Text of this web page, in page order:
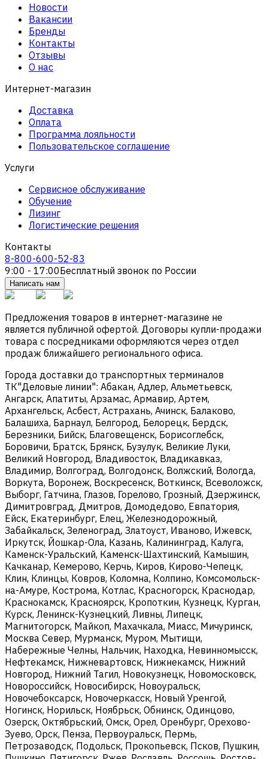
Новости
Вакансии
Бренды
Контакты
Отзывы
О нас
Интернет-магазин
Доставка
Оплата
Программа лояльности
Пользовательское соглашение
Услуги
Сервисное обслуживание
Обучение
Лизинг
Логистические решения
Контакты
8-800-600-52-83
9:00 - 17:00Бесплатный звонок по России
Написать нам
Предложения товаров в интернет-магазине не
является публичной офертой. Договоры купли-продажи
товара с посредниками оформляются через отдел
продаж ближайшего регионального офиса.
Города доставки до транспортных терминалов
ТК"Деловые линии": Абакан, Адлер, Альметьевск,
Ангарск, Апатиты, Арзамас, Армавир, Артем,
Архангельск, Асбест, Астрахань, Ачинск, Балаково,
Балашиха, Барнаул, Белгород, Белорецк, Бердск,
Березники, Бийск, Благовещенск, Борисоглебск,
Боровичи, Братск, Брянск, Бузулук, Великие Луки,
Великий Новгород, Владивосток, Владикавказ,
Владимир, Волгоград, Волгодонск, Волжский, Вологда,
Воркута, Воронеж, Воскресенск, Воткинск, Всеволожск,
Выборг, Гатчина, Глазов, Горелово, Грозный, Дзержинск,
Димитровград, Дмитров, Домодедово, Евпатория,
Ейск, Екатеринбург, Елец, Железнодорожный,
Забайкальск, Зеленоград, Златоуст, Иваново, Ижевск,
Иркутск, Йошкар-Ола, Казань, Калининград, Калуга,
Каменск-Уральский, Каменск-Шахтинский, Камышин,
Качканар, Кемерово, Керчь, Киров, Кирово-Чепецк,
Клин, Клинцы, Ковров, Коломна, Колпино, Комсомольск-
на-Амуре, Кострома, Котлас, Красногорск, Краснодар,
Краснокамск, Красноярск, Кропоткин, Кузнецк, Курган,
Курск, Ленинск-Кузнецкий, Ливны, Липецк,
Магнитогорск, Майкоп, Махачкала, Миасс, Мичуринск,
Москва Север, Мурманск, Муром, Мытищи,
Набережные Челны, Нальчик, Находка, Невинномысск,
Нефтекамск, Нижневартовск, Нижнекамск, Нижний
Новгород, Нижний Тагил, Новокузнецк, Новомосковск,
Новороссийск, Новосибирск, Новоуральск,
Новочебоксарск, Новочеркасск, Новый Уренгой,
Ногинск, Норильск, Ноябрьск, Обнинск, Одинцово,
Озерск, Октябрьский, Омск, Орел, Оренбург, Орехово-
Зуево, Орск, Пенза, Первоуральск, Пермь,
Петрозаводск, Подольск, Прокопьевск, Псков, Пушкин,